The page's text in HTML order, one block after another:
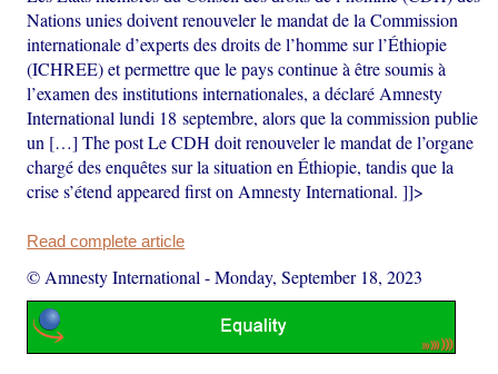
Nations unies doivent renouveler le mandat de la Commission
internationale d’experts des droits de l’homme sur l’Éthiopie
(ICHREE) et permettre que le pays continue à être soumis à
l’examen des institutions internationales, a déclaré Amnesty
International lundi 18 septembre, alors que la commission publie
un […] The post Le CDH doit renouveler le mandat de l’organe
chargé des enquêtes sur la situation en Éthiopie, tandis que la
crise s’étend appeared first on Amnesty International. ]]>
Read complete article
© Amnesty International -Monday, September 18, 2023